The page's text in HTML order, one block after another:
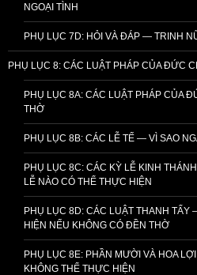
NGOẠI TÌNH
PHỤ LỤC 7D: HỎI VÀ ĐÁP — TRINH
PHỤ LỤC 8: CÁC LUẬT PHÁP CỦA ĐỨC
PHỤ LỤC 8A: CÁC LUẬT PHÁP CỦA
THỜ
PHỤ LỤC 8B: CÁC LỄ TẾ — VÌ SAO
PHỤ LỤC 8C: CÁC KỲ LỄ KINH
LỄ NÀO CÓ THỂ THỰC HIỆN
PHỤ LỤC 8D: CÁC LUẬT THANH TẨY
HIỆN NẾU KHÔNG CÓ ĐỀN THỜ
PHỤ LỤC 8E: PHẦN MƯỜI VÀ HOA
KHÔNG THỂ THỰC HIỆN